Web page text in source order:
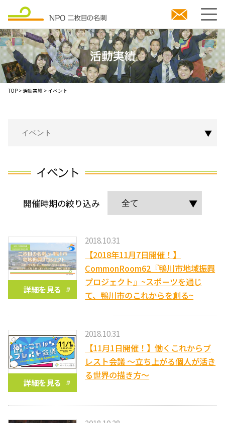
TOP > 活動実績 > イベント
開催時期の絞り込み
詳細を見る
2018.10.31
【2018年11月7日開催！】
CommonRoom62『鴨川市地域振興
プロジェクト』~スポーツを通じ
て、鴨川市のこれからを創る~
詳細を見る
2018.10.31
【11月1日開催！】働くこれからブ
レスト会議 ～立ち上がる個人が活き
る世界の描き方～